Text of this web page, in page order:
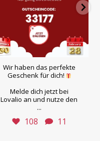
Wir haben das perfekte
Geschenk für dich!
Melde dich jetzt bei
Lovalio an und nutze den
...
108 11